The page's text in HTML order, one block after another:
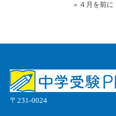
« ４月を前に
〒231-0024